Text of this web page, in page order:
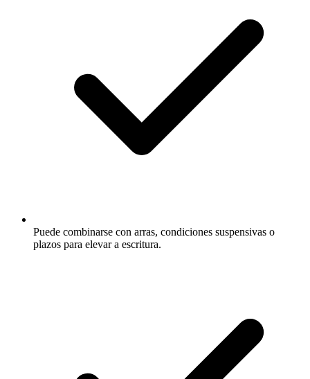
Puede combinarse con arras, condiciones suspensivas o
plazos para elevar a escritura.